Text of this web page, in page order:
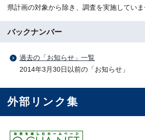
県計画の対象から除き、調査を実施していま
バックナンバー
過去の「お知らせ」一覧
2014年3月30日以前の「お知らせ」
外部リンク集